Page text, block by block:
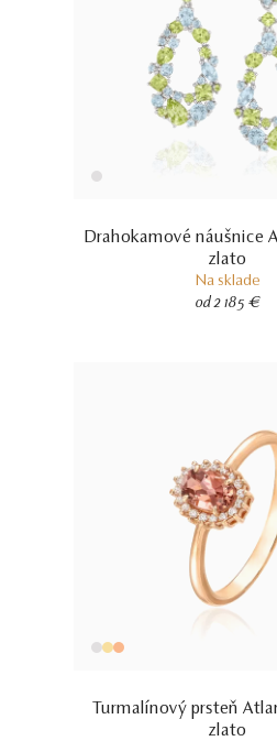
Drahokamové náušnice
zlato
Na sklade
od 2 185 €
Turmalínový prsteň
zlato